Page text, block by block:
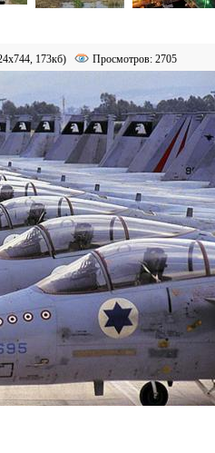
173кб) Просмотров: 2705